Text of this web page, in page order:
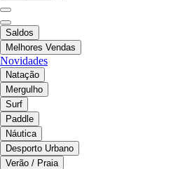
Saldos
Melhores Vendas
Novidades
Natação
Mergulho
Surf
Paddle
Náutica
Desporto Urbano
Verão / Praia